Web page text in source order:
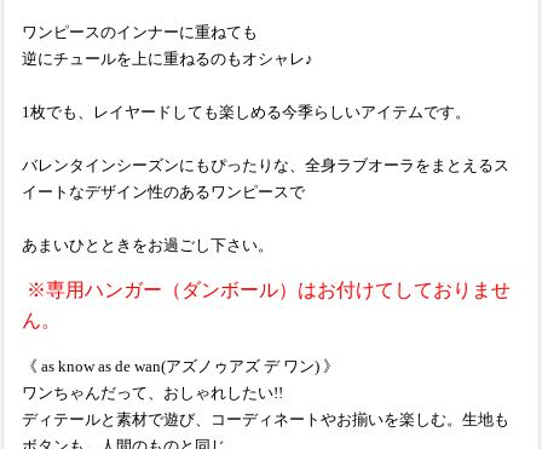
ワンピースのインナーに重ねても
逆にチュールを上に重ねるのもオシャレ♪
1枚でも、レイヤードしても楽しめる今季らしいアイテムです。
バレンタインシーズンにもぴったりな、全身ラブオーラをまとえるス
イートなデザイン性のあるワンピースで
あまいひとときをお過ごし下さい。
※専用ハンガー（ダンボール）はお付けてしておりませ
ん。
《 as know as de wan(アズノゥアズ デ ワン) 》
ワンちゃんだって、おしゃれしたい!!
ディテールと素材で遊び、コーディネートやお揃いを楽しむ。生地も